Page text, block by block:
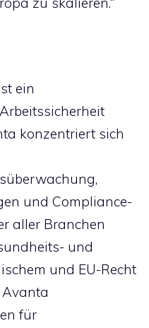
ein
konzentriert sich
und Compliance-
aller Branchen
und
und EU-Recht
für